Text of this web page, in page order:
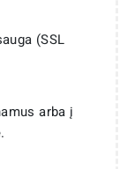
(SSL
arba į